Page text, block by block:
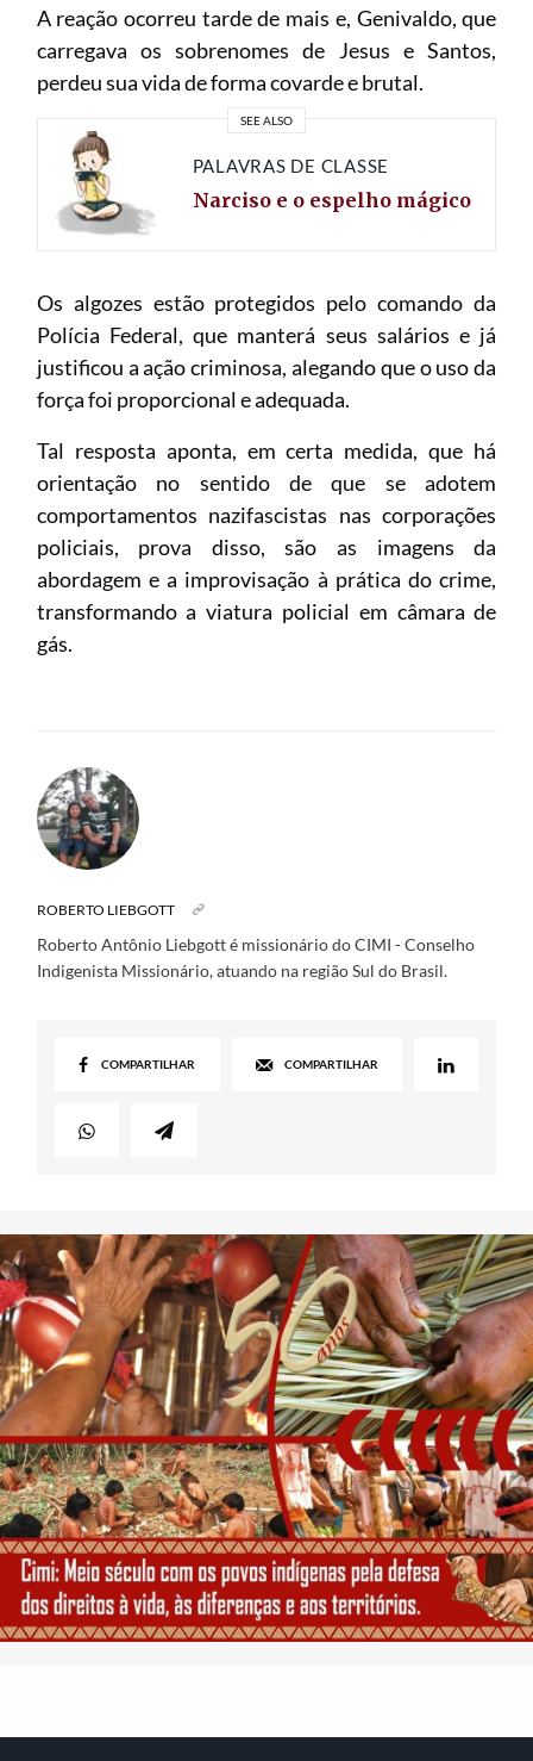
A reação ocorreu tarde de mais e, Genivaldo, que
carregava os sobrenomes de Jesus e Santos,
perdeu sua vida de forma covarde e brutal.
SEE ALSO
PALAVRAS DE CLASSE
Narciso e o espelho mágico
Os algozes estão protegidos pelo comando da
Polícia Federal, que manterá seus salários e já
justificou a ação criminosa, alegando que o uso da
força foi proporcional e adequada.
Tal resposta aponta, em certa medida, que há
orientação no sentido de que se adotem
comportamentos nazifascistas nas corporações
policiais, prova disso, são as imagens da
abordagem e a improvisação à prática do crime,
transformando a viatura policial em câmara de
gás.
ROBERTO LIEBGOTT
Roberto Antônio Liebgott é missionário do CIMI - Conselho
Indigenista Missionário, atuando na região Sul do Brasil.
COMPARTILHAR COMPARTILHAR